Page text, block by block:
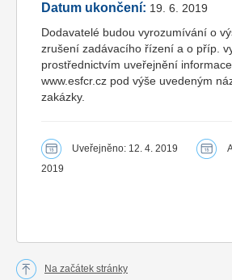
Datum ukončení: 19. 6. 2019
Dodavatelé budou vyrozumívání o
zrušení zadávacího řízení a o příp.
prostřednictvím uveřejnění
www.esfcr.cz pod výše uvedeným
zakázky.
Uveřejněno: 12. 4. 2019
2019
Na začátek stránky